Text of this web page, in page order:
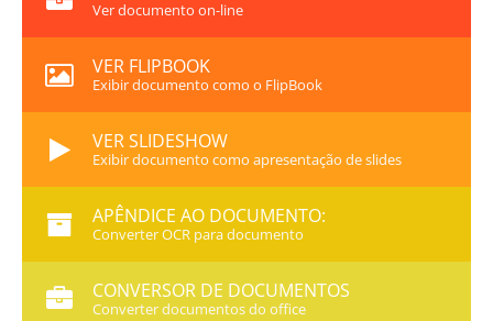
Ver documento on-line
VER FLIPBOOK
Exibir documento como o FlipBook
VER SLIDESHOW
Exibir documento como apresentação de slides
APÊNDICE AO DOCUMENTO:
Converter OCR para documento
CONVERSOR DE DOCUMENTOS
Converter documentos do office